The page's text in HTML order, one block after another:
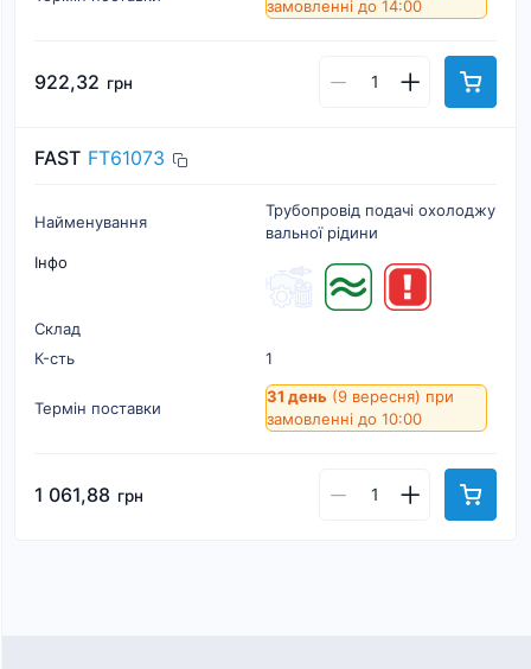
замовленні до 14:00
922,32 грн
FAST FT61073
Найменування
Трубопровід подачі охолоджу
вальної рідини
Інфо
Склад
К-cть
1
Термін поставки
31 день (9 вересня) при
замовленні до 10:00
1 061,88 грн